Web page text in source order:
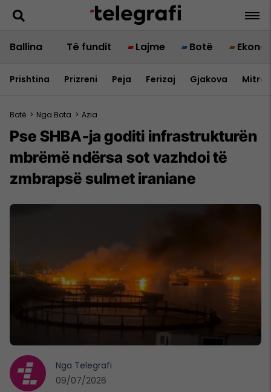
Ballina Të fundit Lajme Botë
Prishtina Prizreni Peja Ferizaj Gjakova
Botë > Nga Bota > Azia
Pse SHBA-ja goditi infrastrukturën
mbrëmë ndërsa sot vazhdoi të
zmbrapsë sulmet iraniane
Nga Telegrafi
09/07/2026